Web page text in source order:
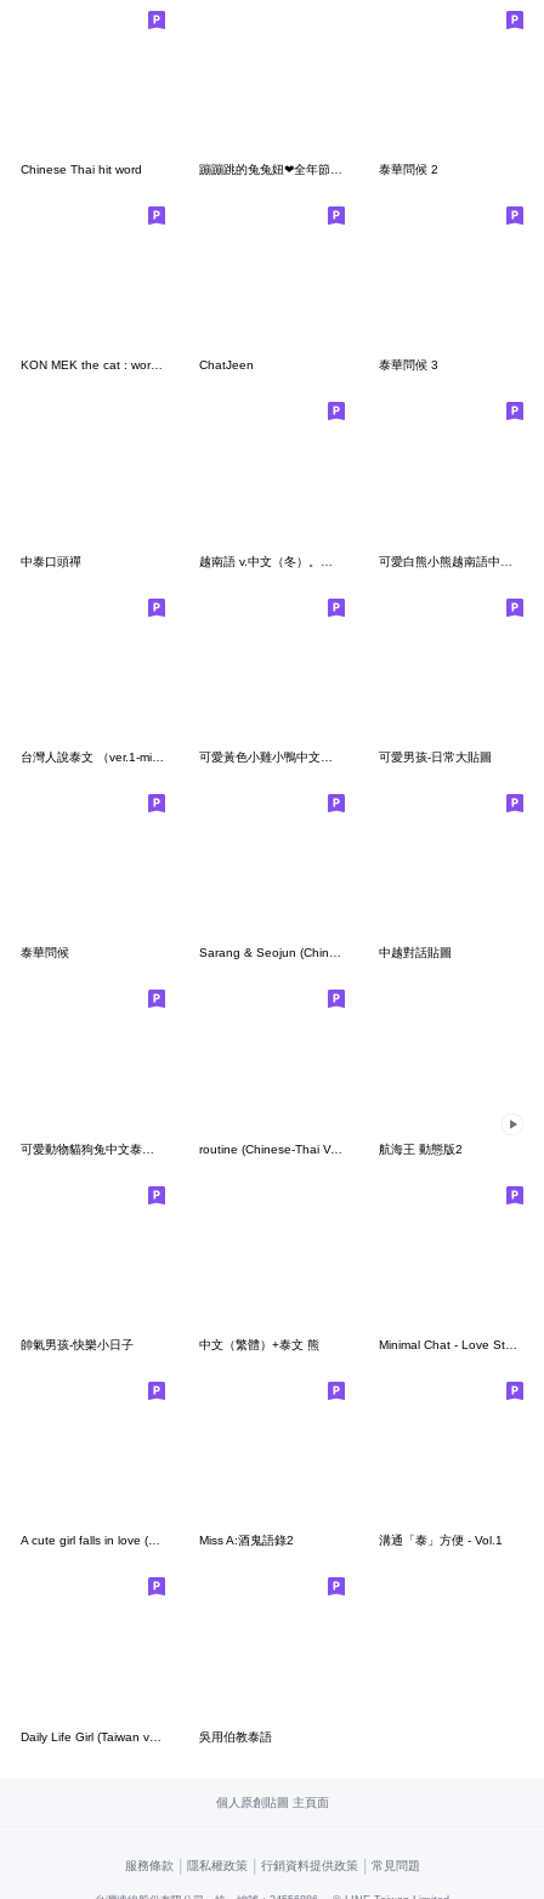
Chinese Thai hit word 泰華問候 2
KON MEK the cat : working time (CN - TH) ChatJeen 泰華問候 3
中泰口頭禪
可愛男孩-日常大貼圖
泰華問候 Sarang & Seojun (Chinese - Thai Version) 中越對話貼圖
routine (Chinese-Thai Version) 航海王 動態版2
帥氣男孩-快樂小日子 中文（繁體）+泰文 熊 Minimal Chat - Love Story (Chinese-Thai)
A cute girl falls in love (Chinese-Thai) Miss A:酒鬼語錄2 溝通「泰」方便 - Vol.1
吳用伯教泰語
個人原創貼圖 主頁面
服務條款 | 隱私權政策 | 行銷資料提供政策 | 常見問題